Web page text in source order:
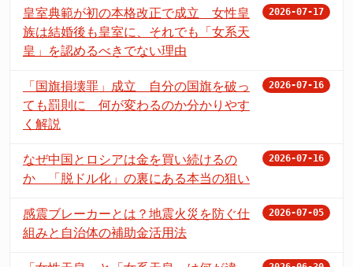
皇室典範が初の本格改正で成立 女性皇
族は結婚後も皇室に、それでも「女系天
皇」を認めるべきでない理由
2026-07-17
「国旗損壊罪」成立 自分の国旗を破っ
ても罰則に 何が変わるのか分かりやす
く解説
2026-07-16
なぜ中国とロシアは金を買い続けるの
か 「脱ドル化」の裏にある本当の狙い
2026-07-16
感震ブレーカーとは？地震火災を防ぐ仕
組みと自治体の補助金活用法
2026-07-05